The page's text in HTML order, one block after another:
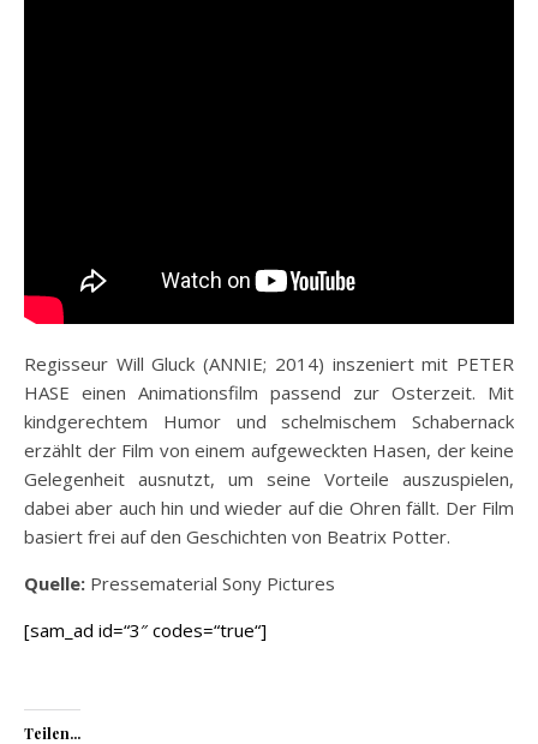
Regisseur Will Gluck (ANNIE; 2014) inszeniert mit PETER
HASE einen Animationsfilm passend zur Osterzeit. Mit
kindgerechtem Humor und schelmischem Schabernack
erzählt der Film von einem aufgeweckten Hasen, der keine
Gelegenheit ausnutzt, um seine Vorteile auszuspielen,
dabei aber auch hin und wieder auf die Ohren fällt. Der Film
basiert frei auf den Geschichten von Beatrix Potter.
Quelle: Pressematerial Sony Pictures
[sam_ad id=“3″ codes=“true“]
Teilen...